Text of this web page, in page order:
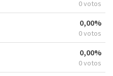
0 votos
0,00%
0 votos
0,00%
0 votos